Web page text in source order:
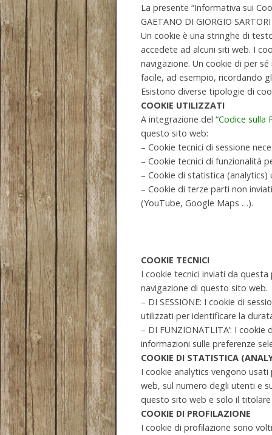
La presente “Informativa sui
GAETANO DI GIORGIO
Un cookie è una stringhe di
accedete ad alcuni siti web. I
navigazione. Un cookie di per
facile, ad esempio, ricordando
Esistono diverse tipologie di
COOKIE UTILIZZATI
A integrazione del “Codice sulla
questo sito web:
– Cookie tecnici di sessione
– Cookie tecnici di funzionalità
– Cookie di statistica
– Cookie di terze parti non
(YouTube, Google Maps …).
COOKIE TECNICI
I cookie tecnici inviati da
navigazione di questo sito web.
– DI SESSIONE: I cookie di
utilizzati per identificare la
– DI FUNZIONATLITA’: I
informazioni sulle preferenze
COOKIE DI STATISTICA
I cookie analytics vengono
web, sul numero degli utenti e
questo sito web e solo il
COOKIE DI PROFILAZIONE
I cookie di profilazione sono